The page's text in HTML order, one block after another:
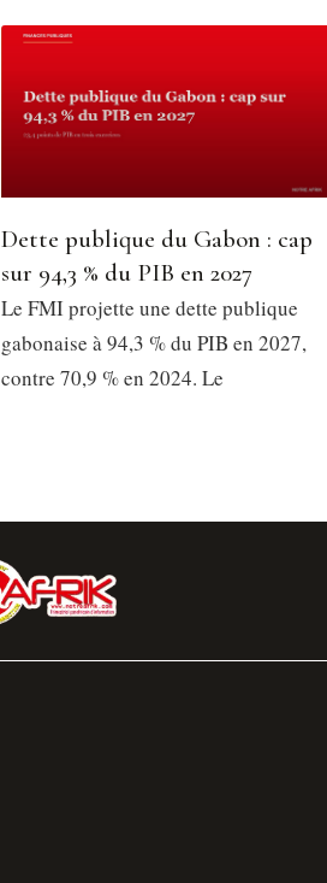
Dette publique du Gabon : cap
sur 94,3 % du PIB en 2027
Le FMI projette une dette publique
gabonaise à 94,3 % du PIB en 2027,
contre 70,9 % en 2024. Le